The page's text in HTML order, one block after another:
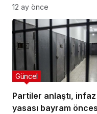
eylemi sürüyor
12 ay önce
Partiler anlaştı, infaz
yasası bayram
Güncel